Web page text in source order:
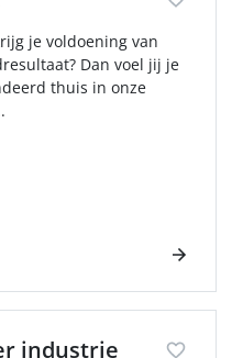
je voldoening van
Dan voel jij je
thuis in onze
industrie